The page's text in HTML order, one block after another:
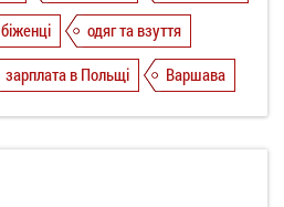
біженці
одяг та взуття
зарплата в Польщі Варшава